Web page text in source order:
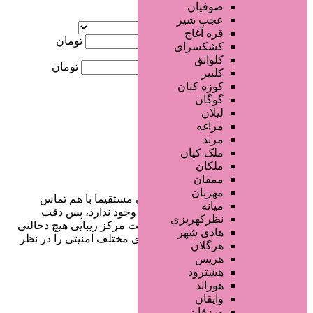
صوفیان
عجب شیر
قره آغاج
کشکسرای
کلوانق
کلیبر
کوزه کنان
گوگان
لیلان
مراغه
مرند
ملک کیان
ملکان
ممقان
مهربان
میانه
نظرکهریزی
هادی شهر
هرگلان
هریس
هشترود
هوراند
وایقان
کمترین قیمت
تومان
بیشترین قیمت تومان
در سایت تبلیغاتی مرکز زیبایی کاربران مستقیما با هم تماس
می‌گیرند و هیچ واسطه‌ای در این میان وجود ندارد، پس دقت
فرمایید که در خرید و فروشِ شما سایت مرکز زیبایی هیچ دخالتی
نداشته و کاربران باید خودشان جنبه‌های مختلف امنیتی را در نظر
دسترسی سریع